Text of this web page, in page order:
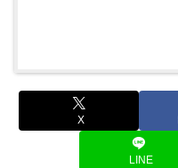
X
LINE